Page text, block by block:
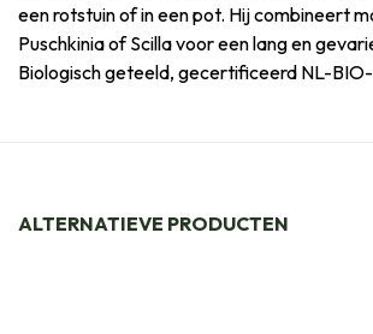
een rotstuin of in een pot. Hij combineert
Puschkinia of Scilla voor een lang en
Biologisch geteeld, gecertificeerd NL-
ALTERNATIEVE PRODUCTEN